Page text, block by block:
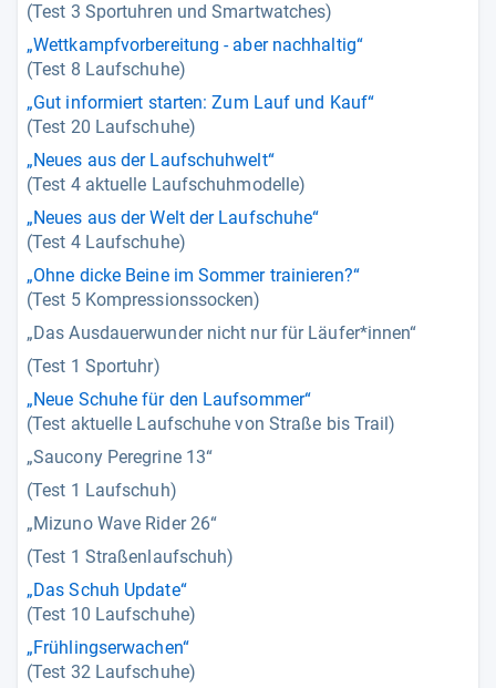
(Test 3 Sportuhren und Smartwatches)
„Wettkampfvorbereitung - aber nachhaltig“
(Test 8 Laufschuhe)
„Gut informiert starten: Zum Lauf und Kauf“
(Test 20 Laufschuhe)
„Neues aus der Laufschuhwelt“
(Test 4 aktuelle Laufschuhmodelle)
„Neues aus der Welt der Laufschuhe“
(Test 4 Laufschuhe)
„Ohne dicke Beine im Sommer trainieren?“
(Test 5 Kompressionssocken)
„Das Ausdauerwunder nicht nur für Läufer*innen“
(Test 1 Sportuhr)
„Neue Schuhe für den Laufsommer“
(Test aktuelle Laufschuhe von Straße bis Trail)
„Saucony Peregrine 13“
(Test 1 Laufschuh)
„Mizuno Wave Rider 26“
(Test 1 Straßenlaufschuh)
„Das Schuh Update“
(Test 10 Laufschuhe)
„Frühlingserwachen“
(Test 32 Laufschuhe)